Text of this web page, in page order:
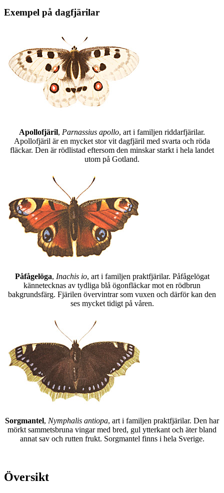
Exempel på dagfjärilar
Apollofjäril, Parnassius apollo, art i familjen riddarfjärilar.
Apollofjäril är en mycket stor vit dagfjäril med svarta och röda
fläckar. Den är rödlistad eftersom den minskar starkt i hela landet
utom på Gotland.
Påfågelöga, Inachis io, art i familjen praktfjärilar. Påfågelögat
kännetecknas av tydliga blå ögonfläckar mot en rödbrun
bakgrundsfärg. Fjärilen övervintrar som vuxen och därför kan den
ses mycket tidigt på våren.
Sorgmantel, Nymphalis antiopa, art i familjen praktfjärilar. Den har
mörkt sammetsbruna vingar med bred, gul ytterkant och äter bland
annat sav och rutten frukt. Sorgmantel finns i hela Sverige.
Översikt